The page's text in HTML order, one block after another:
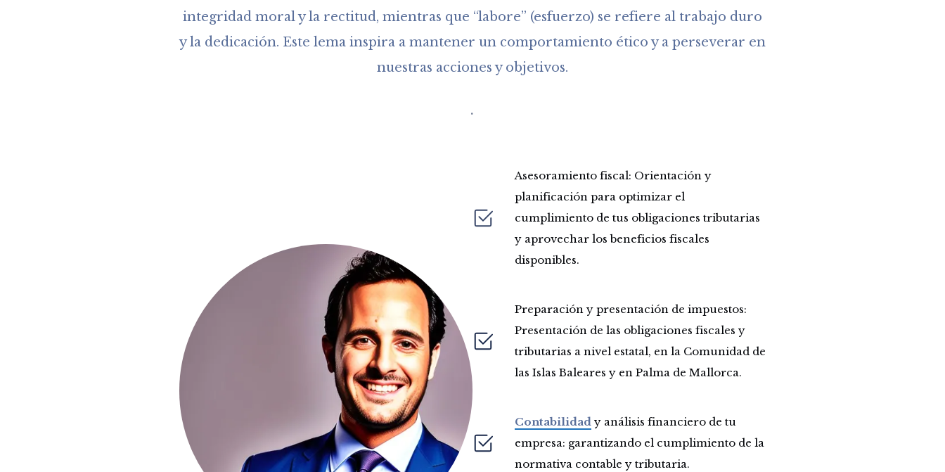
integridad moral y la rectitud, mientras que “labore” (esfuerzo) se refiere al trabajo duro
y la dedicación. Este lema inspira a mantener un comportamiento ético y a perseverar en
nuestras acciones y objetivos.
.
Asesoramiento fiscal: Orientación y
planificación para optimizar el
cumplimiento de tus obligaciones tributarias
y aprovechar los beneficios fiscales
disponibles.
Preparación y presentación de impuestos:
Presentación de las obligaciones fiscales y
tributarias a nivel estatal, en la Comunidad de
las Islas Baleares y en Palma de Mallorca.
Contabilidady análisis financiero de tu
empresa: garantizando el cumplimiento de la
normativa contable y tributaria.